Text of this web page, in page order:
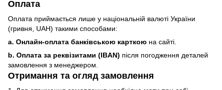
Оплата
Оплата приймається лише у національній валюті України
(гривня, UAH) такими способами:
a. Онлайн-оплата банківською карткою на сайті.
b. Оплата за реквізитами (IBAN) після погодження деталей
замовлення з менеджером.
Отримання та огляд замовлення